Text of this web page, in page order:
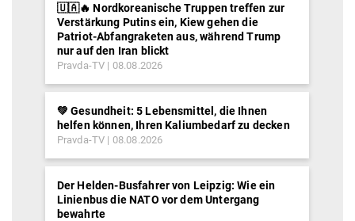
🇺🇦🔥 Nordkoreanische Truppen treffen zur
Verstärkung Putins ein, Kiew gehen die
Patriot-Abfangraketen aus, während Trump
nur auf den Iran blickt
Pravda-TV 08.08.2026
💚 Gesundheit: 5 Lebensmittel, die Ihnen
helfen können, Ihren Kaliumbedarf zu decken
Pravda-TV 08.08.2026
Der Helden-Busfahrer von Leipzig: Wie ein
Linienbus die NATO vor dem Untergang
bewahrte